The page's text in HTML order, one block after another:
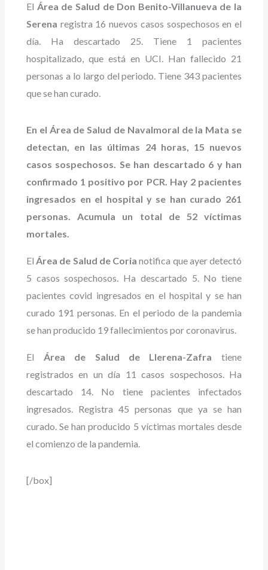
El Área de Salud de Don Benito-Villanueva de la
Serena registra 16 nuevos casos sospechosos en el
día. Ha descartado 25. Tiene 1 pacientes
hospitalizado, que está en UCI. Han fallecido 21
personas a lo largo del periodo. Tiene 343 pacientes
que se han curado.
En el Área de Salud de Navalmoral de la Mata se
detectan, en las últimas 24 horas, 15 nuevos
casos sospechosos. Se han descartado 6 y han
confirmado 1 positivo por PCR. Hay 2 pacientes
ingresados en el hospital y se han curado 261
personas. Acumula un total de 52 víctimas
mortales.
ElÁrea de Salud de Coria notifica que ayer detectó
5 casos sospechosos. Ha descartado 5. No tiene
pacientes covid ingresados en el hospital y se han
curado 191 personas. En el periodo de la pandemia
se han producido 19 fallecimientos por coronavirus.
El Área de Salud de Llerena-Zafra tiene
registrados en un día 11 casos sospechosos. Ha
descartado 14. No tiene pacientes infectados
ingresados. Registra 45 personas que ya se han
curado. Se han producido 5 víctimas mortales desde
el comienzo de la pandemia.
[/box]